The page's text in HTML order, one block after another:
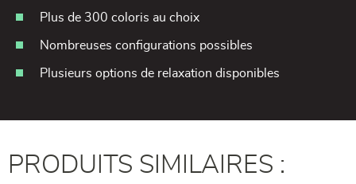
Plus de 300 coloris au choix
Nombreuses configurations possibles
Plusieurs options de relaxation disponibles
PRODUITS SIMILAIRES :